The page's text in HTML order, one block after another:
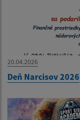
20.04.2026
Deň Narcisov 2026